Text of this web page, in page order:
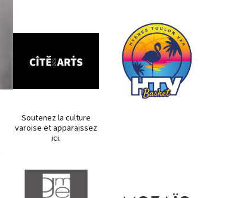
Soutenez la culture
varoise et apparaissez
ici.